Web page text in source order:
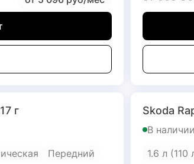
г
Передний
Skoda
В наличии
1.6 л (110